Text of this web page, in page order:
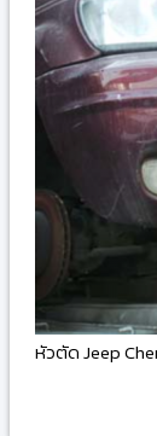
หัวตัด Jeep